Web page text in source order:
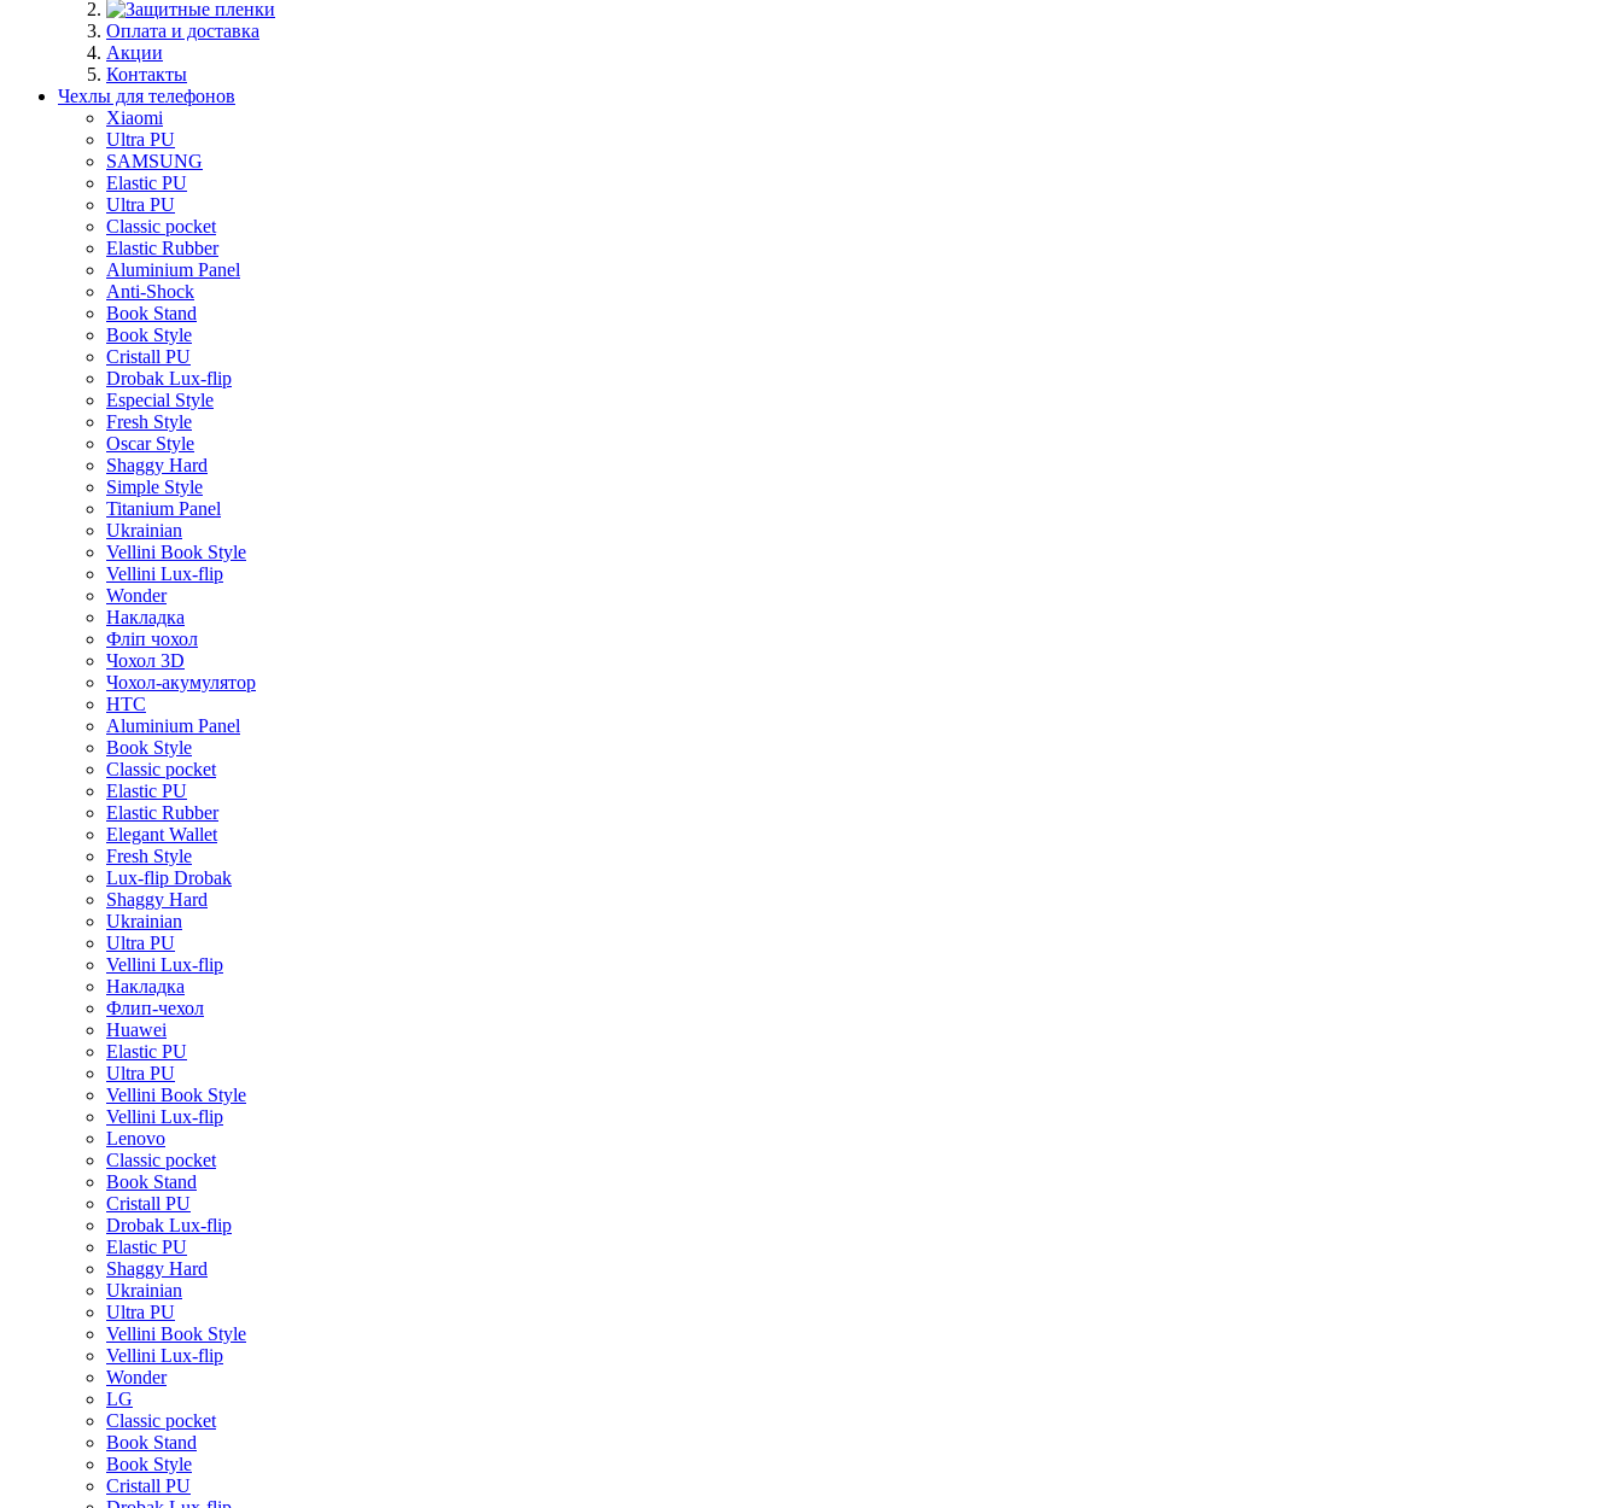
Оплата и доставка
Акции
Контакты
Чехлы для телефонов
Xiaomi
Ultra PU
SAMSUNG
Elastic PU
Ultra PU
Classic pocket
Elastic Rubber
Aluminium Panel
Anti-Shock
Book Stand
Book Style
Cristall PU
Drobak Lux-flip
Especial Style
Fresh Style
Oscar Style
Shaggy Hard
Simple Style
Titanium Panel
Ukrainian
Vellini Book Style
Vellini Lux-flip
Wonder
Накладка
Фліп чохол
Чохол 3D
Чохол-акумулятор
HTC
Aluminium Panel
Book Style
Classic pocket
Elastic PU
Elastic Rubber
Elegant Wallet
Fresh Style
Lux-flip Drobak
Shaggy Hard
Ukrainian
Ultra PU
Vellini Lux-flip
Накладка
Флип-чехол
Huawei
Elastic PU
Ultra PU
Vellini Book Style
Vellini Lux-flip
Lenovo
Classic pocket
Book Stand
Cristall PU
Drobak Lux-flip
Elastic PU
Shaggy Hard
Ukrainian
Ultra PU
Vellini Book Style
Vellini Lux-flip
Wonder
LG
Classic pocket
Book Stand
Book Style
Cristall PU